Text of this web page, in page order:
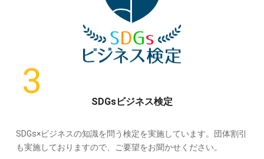
SDGsビジネス検定
SDGs×ビジネスの知識を問う検定を実施しています。団体割引
も実施しておりますので、ご要望をお聞かせください。